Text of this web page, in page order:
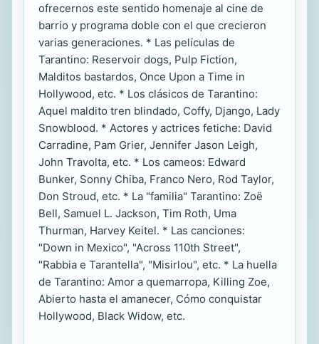
ofrecernos este sentido homenaje al cine de
barrio y programa doble con el que crecieron
varias generaciones. * Las películas de
Tarantino: Reservoir dogs, Pulp Fiction,
Malditos bastardos, Once Upon a Time in
Hollywood, etc. * Los clásicos de Tarantino:
Aquel maldito tren blindado, Coffy, Django, Lady
Snowblood. * Actores y actrices fetiche: David
Carradine, Pam Grier, Jennifer Jason Leigh,
John Travolta, etc. * Los cameos: Edward
Bunker, Sonny Chiba, Franco Nero, Rod Taylor,
Don Stroud, etc. * La "familia" Tarantino: Zoë
Bell, Samuel L. Jackson, Tim Roth, Uma
Thurman, Harvey Keitel. * Las canciones:
"Down in Mexico", "Across 110th Street",
"Rabbia e Tarantella", "Misirlou", etc. * La huella
de Tarantino: Amor a quemarropa, Killing Zoe,
Abierto hasta el amanecer, Cómo conquistar
Hollywood, Black Widow, etc.